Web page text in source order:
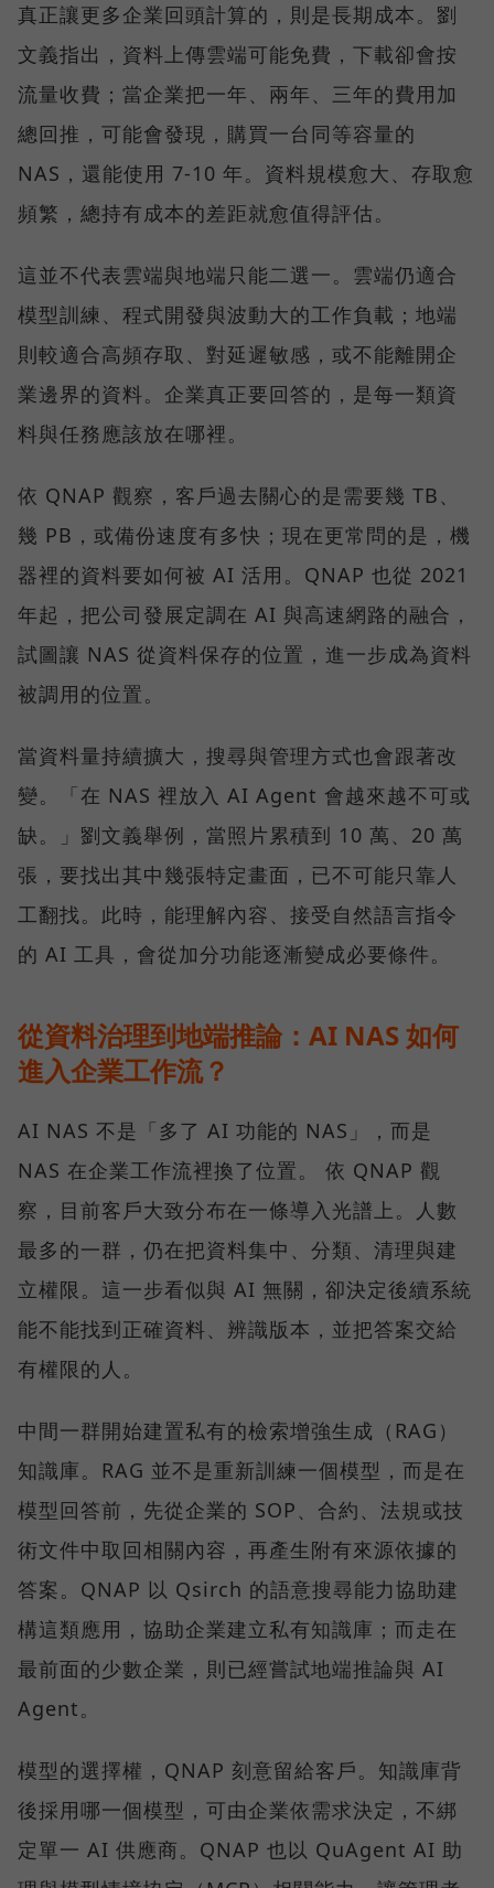
真正讓更多企業回頭計算的，則是長期成本。劉
文義指出，資料上傳雲端可能免費，下載卻會按
流量收費；當企業把一年、兩年、三年的費用加
總回推，可能會發現，購買一台同等容量的
NAS，還能使用 7-10 年。資料規模愈大、存取愈
頻繁，總持有成本的差距就愈值得評估。
這並不代表雲端與地端只能二選一。雲端仍適合
模型訓練、程式開發與波動大的工作負載；地端
則較適合高頻存取、對延遲敏感，或不能離開企
業邊界的資料。企業真正要回答的，是每一類資
料與任務應該放在哪裡。
依 QNAP 觀察，客戶過去關心的是需要幾 TB、
幾 PB，或備份速度有多快；現在更常問的是，機
器裡的資料要如何被 AI 活用。QNAP 也從 2021
年起，把公司發展定調在 AI 與高速網路的融合，
試圖讓 NAS 從資料保存的位置，進一步成為資料
被調用的位置。
當資料量持續擴大，搜尋與管理方式也會跟著改
變。「在 NAS 裡放入 AI Agent 會越來越不可或
缺。」劉文義舉例，當照片累積到 10 萬、20 萬
張，要找出其中幾張特定畫面，已不可能只靠人
工翻找。此時，能理解內容、接受自然語言指令
的 AI 工具，會從加分功能逐漸變成必要條件。
從資料治理到地端推論：AI NAS 如何
進入企業工作流？
AI NAS 不是「多了 AI 功能的 NAS」，而是
NAS 在企業工作流裡換了位置。 依 QNAP 觀
察，目前客戶大致分布在一條導入光譜上。人數
最多的一群，仍在把資料集中、分類、清理與建
立權限。這一步看似與 AI 無關，卻決定後續系統
能不能找到正確資料、辨識版本，並把答案交給
有權限的人。
中間一群開始建置私有的檢索增強生成（RAG）
知識庫。RAG 並不是重新訓練一個模型，而是在
模型回答前，先從企業的 SOP、合約、法規或技
術文件中取回相關內容，再產生附有來源依據的
答案。QNAP 以 Qsirch 的語意搜尋能力協助建
構這類應用，協助企業建立私有知識庫；而走在
最前面的少數企業，則已經嘗試地端推論與 AI
Agent。
模型的選擇權，QNAP 刻意留給客戶。知識庫背
後採用哪一個模型，可由企業依需求決定，不綁
定單一 AI 供應商。QNAP 也以 QuAgent AI 助